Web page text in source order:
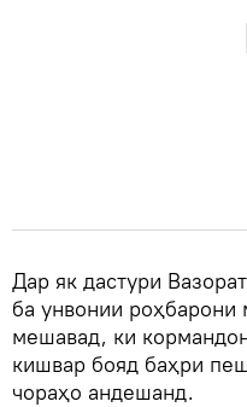
Дар як дастури
ба унвонии роҳбарони
мешавад, ки
кишвар бояд баҳри
чораҳо андешанд.